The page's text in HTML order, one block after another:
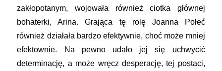
zakłopotanym, wojowała również ciotka głównej
bohaterki, Arina. Grająca tę rolę Joanna Połeć
również działała bardzo efektywnie, choć może mniej
efektownie. Na pewno udało jej się uchwycić
determinację, a może wręcz desperację, tej postaci,